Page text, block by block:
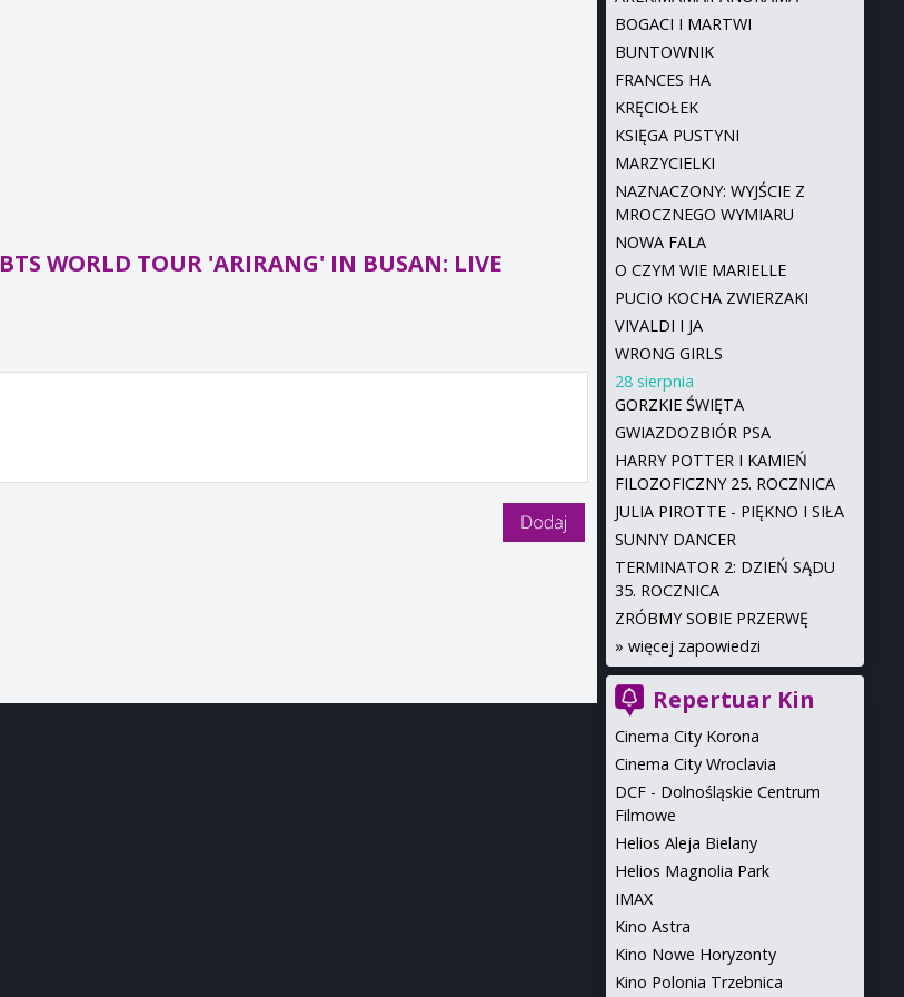
BTS WORLD TOUR 'ARIRANG' IN BUSAN: LIVE
BOGACI I MARTWI
BUNTOWNIK
FRANCES HA
KRĘCIOŁEK
KSIĘGA PUSTYNI
MARZYCIELKI
NAZNACZONY: WYJŚCIE Z
MROCZNEGO WYMIARU
NOWA FALA
O CZYM WIE MARIELLE
PUCIO KOCHA ZWIERZAKI
VIVALDI I JA
WRONG GIRLS
28 sierpnia
GORZKIE ŚWIĘTA
GWIAZDOZBIÓR PSA
HARRY POTTER I KAMIEŃ
FILOZOFICZNY 25. ROCZNICA
JULIA PIROTTE - PIĘKNO I SIŁA
SUNNY DANCER
TERMINATOR 2: DZIEŃ SĄDU
35. ROCZNICA
ZRÓBMY SOBIE PRZERWĘ
» więcej zapowiedzi
Repertuar Kin
Cinema City Korona
Cinema City Wroclavia
DCF - Dolnośląskie Centrum
Filmowe
Helios Aleja Bielany
Helios Magnolia Park
IMAX
Kino Astra
Kino Nowe Horyzonty
Kino Polonia Trzebnica